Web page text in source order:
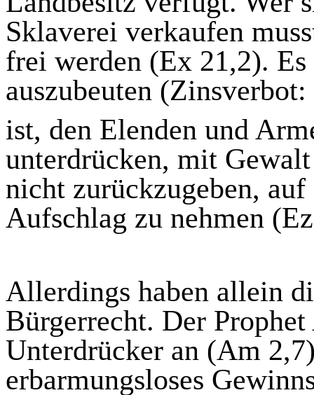
Sklaverei verkaufen
frei werden (Ex 21,2).
auszubeuten
ist, den Elenden und
unterdrücken, mit
nicht zurückzugeben,
Aufschlag zu nehmen (Ez
Allerdings haben allein
Bürgerrecht. Der
Unterdrücker an (Am
erbarmungsloses